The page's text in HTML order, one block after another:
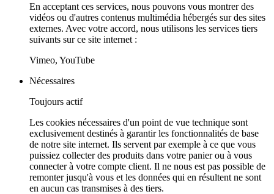
En acceptant ces services, nous pouvons vous montrer des
vidéos ou d'autres contenus multimédia hébergés sur des sites
externes. Avec votre accord, nous utilisons les services tiers
suivants sur ce site internet :
Vimeo, YouTube
Nécessaires
Toujours actif
Les cookies nécessaires d'un point de vue technique sont
exclusivement destinés à garantir les fonctionnalités de base
de notre site internet. Ils servent par exemple à ce que vous
puissiez collecter des produits dans votre panier ou à vous
connecter à votre compte client. Il ne nous est pas possible de
remonter jusqu'à vous et les données qui en résultent ne sont
en aucun cas transmises à des tiers.